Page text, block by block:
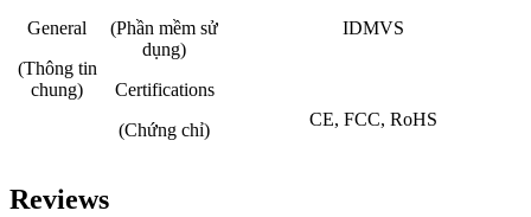
General
(Thông tin
chung)
(Phần mềm sử
dụng)
IDMVS
Certifications
(Chứng chỉ)
CE, FCC, RoHS
Reviews